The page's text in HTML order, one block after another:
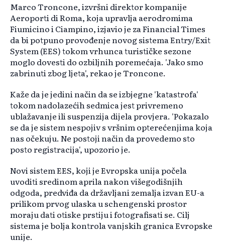
Marco Troncone, izvršni direktor kompanije
Aeroporti di Roma, koja upravlja aerodromima
Fiumicino i Ciampino, izjavio je za Financial Times
da bi potpuno provođenje novog sistema Entry/Exit
System (EES) tokom vrhunca turističke sezone
moglo dovesti do ozbiljnih poremećaja. 'Jako smo
zabrinuti zbog ljeta', rekao je Troncone.
Kaže da je jedini način da se izbjegne 'katastrofa'
tokom nadolazećih sedmica jest privremeno
ublažavanje ili suspenzija dijela provjera. 'Pokazalo
se da je sistem nespojiv s vršnim opterećenjima koja
nas očekuju. Ne postoji način da provedemo sto
posto registracija', upozorio je.
Novi sistem EES, koji je Evropska unija počela
uvoditi sredinom aprila nakon višegodišnjih
odgoda, predviđa da državljani zemalja izvan EU-a
prilikom prvog ulaska u schengenski prostor
moraju dati otiske prstiju i fotografisati se. Cilj
sistema je bolja kontrola vanjskih granica Evropske
unije.